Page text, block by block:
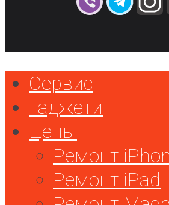
Сервис
Гаджети
Цены
Ремонт
Ремонт iPad